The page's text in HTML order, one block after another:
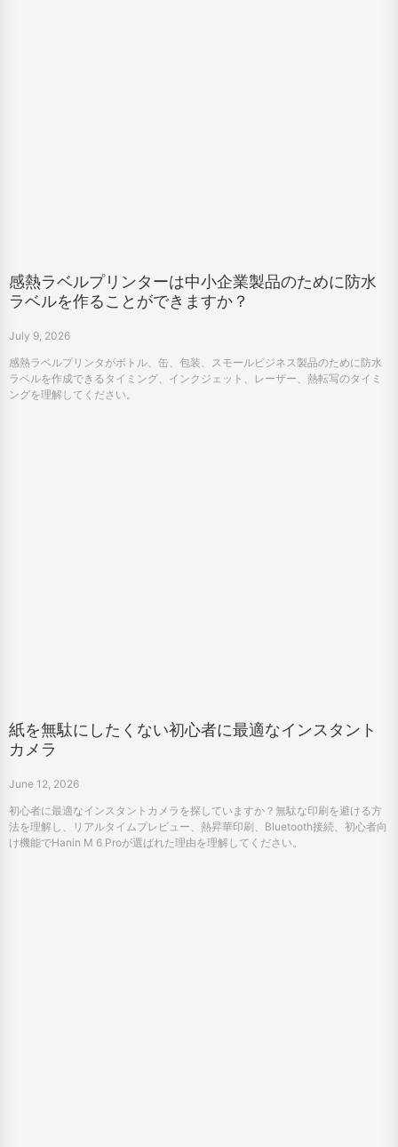
感熱ラベルプリンターは中小企業製品のために防水
ラベルを作ることができますか？
July 9, 2026
感熱ラベルプリンタがボトル、缶、包装、スモールビジネス製品のために防水
ラベルを作成できるタイミング、インクジェット、レーザー、熱転写のタイミ
ングを理解してください。
紙を無駄にしたくない初心者に最適なインスタント
カメラ
June 12, 2026
初心者に最適なインスタントカメラを探していますか？無駄な印刷を避ける方
法を理解し、リアルタイムプレビュー、熱昇華印刷、Bluetooth接続、初心者向
け機能でHanin M 6 Proが選ばれた理由を理解してください。